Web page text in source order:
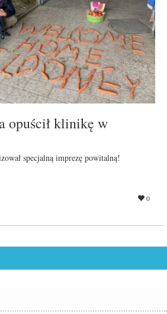
opuścił klinikę w
specjalną imprezę powitalną!
0